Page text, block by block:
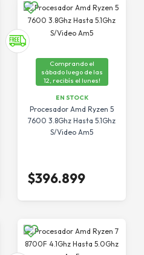
Comprando el
sábado luego de las
12, recibís el lunes!
EN STOCK
Procesador Amd Ryzen 5
7600 3.8Ghz Hasta 5.1Ghz
S/Video Am5
$396.899